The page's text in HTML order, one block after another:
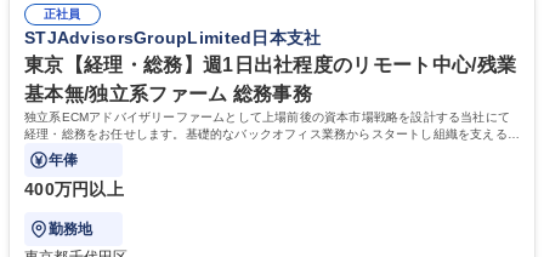
正社員
STJAdvisorsGroupLimited日本支社
東京【経理・総務】週1日出社程度のリモート中心/残業
基本無/独立系ファーム 総務事務
独立系ECMアドバイザリーファームとして上場前後の資本市場戦略を設計する当社にて
経理・総務をお任せします。基礎的なバックオフィス業務からスタートし組織を支える専
任担当として広く活躍できる環境です。
年俸
400万円以上
勤務地